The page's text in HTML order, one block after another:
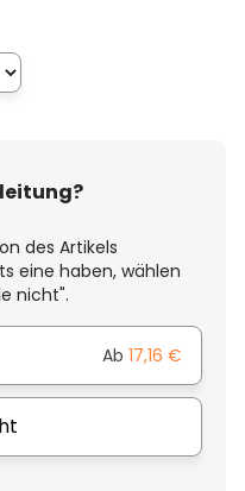
des Artikels
eine haben, wählen
nicht".
Ab 17,16 €